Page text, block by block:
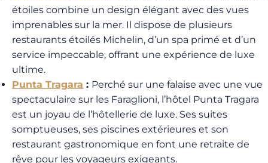
étoiles combine un design élégant avec des vues
imprenables sur la mer. Il dispose de plusieurs
restaurants étoilés Michelin, d’un spa primé et d’un
service impeccable, offrant une expérience de luxe
ultime.
Punta Tragara : Perché sur une falaise avec une vue
spectaculaire sur les Faraglioni, l’hôtel Punta Tragara
est un joyau de l’hôtellerie de luxe. Ses suites
somptueuses, ses piscines extérieures et son
restaurant gastronomique en font une retraite de
rêve pour les voyageurs exigeants.